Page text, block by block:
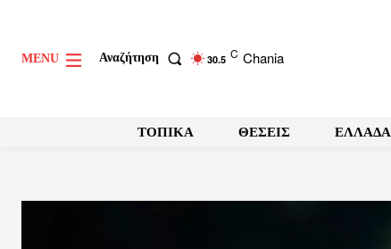
MENU Αναζήτηση 30.5 C Chania
ΤΟΠΙΚΑ ΘΕΣΕΙΣ ΕΛΛΑΔΑ